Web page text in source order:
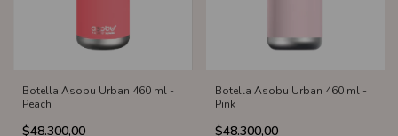
Botella Asobu Urban 460 ml -
Peach
$48.300,00
Botella Asobu Urban 460 ml -
Pink
$48.300,00